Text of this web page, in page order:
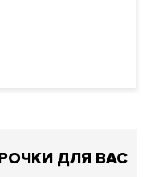
ДЛЯ ВАС